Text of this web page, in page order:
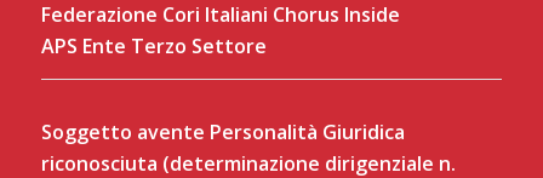
Federazione Cori Italiani Chorus Inside
APS Ente Terzo Settore
Soggetto avente Personalità Giuridica
riconosciuta (determinazione dirigenziale n.